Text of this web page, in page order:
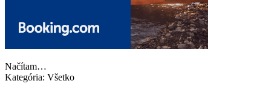
Načítam…
Kategória: Všetko